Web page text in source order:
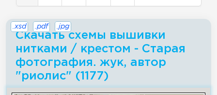
Скачать схемы вышивки
нитками / крестом - Старая
фотография. жук, автор
"риолис" (1177)
.xsd .pdf .jpg